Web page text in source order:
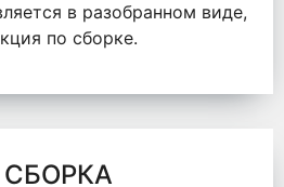
в разобранном виде,
по сборке.